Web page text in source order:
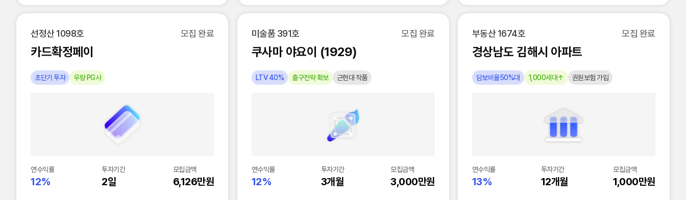
선정산 1098호 모집 완료
카드확정페이
초단기 투자 우량 PG사
연수익률
12%
투자기간
2일
모집금액
6,126만원
미술품 391호 모집 완료
쿠사마 야요이 (1929)
LTV 40% 출구전략 확보 근현대 작품
연수익률
12%
투자기간
3개월
모집금액
3,000만원
부동산 1674호 모집 완료
경상남도 김해시 아파트
담보비율50%대 1,000세대↑ 권원보험 가입
연수익률
13%
투자기간
12개월
모집금액
1,000만원